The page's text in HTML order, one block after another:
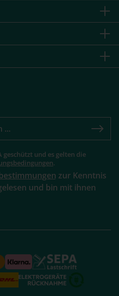
geschützt und es gelten die
.
zur Kenntnis
und bin mit ihnen